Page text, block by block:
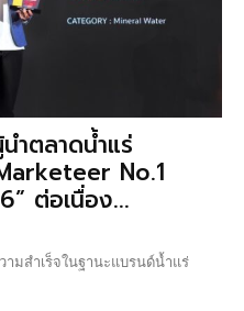
ำตลาดน้ำแร่
No.1
ต่อเนื่อง...
มสำเร็จในฐานะแบรนด์น้ำแร่